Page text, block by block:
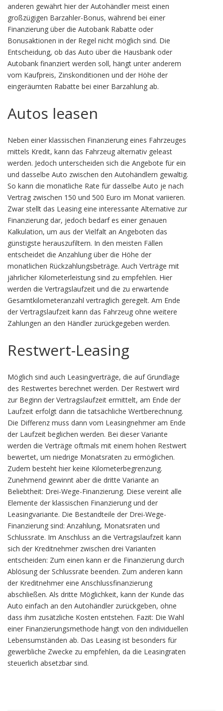
anderen gewährt hier der Autohändler meist einen
großzügigen Barzahler-Bonus, während bei einer
Finanzierung über die Autobank Rabatte oder
Bonusaktionen in der Regel nicht möglich sind. Die
Entscheidung, ob das Auto über die Hausbank oder
Autobank finanziert werden soll, hängt unter anderem
vom Kaufpreis, Zinskonditionen und der Höhe der
eingeräumten Rabatte bei einer Barzahlung ab.
Autos leasen
Neben einer klassischen Finanzierung eines Fahrzeuges
mittels Kredit, kann das Fahrzeug alternativ geleast
werden. Jedoch unterscheiden sich die Angebote für ein
und dasselbe Auto zwischen den Autohändlern gewaltig.
So kann die monatliche Rate für dasselbe Auto je nach
Vertrag zwischen 150 und 500 Euro im Monat variieren.
Zwar stellt das Leasing eine interessante Alternative zur
Finanzierung dar, jedoch bedarf es einer genauen
Kalkulation, um aus der Vielfalt an Angeboten das
günstigste herauszufiltern. In den meisten Fällen
entscheidet die Anzahlung über die Höhe der
monatlichen Rückzahlungsbeträge. Auch Verträge mit
jährlicher Kilometerleistung sind zu empfehlen. Hier
werden die Vertragslaufzeit und die zu erwartende
Gesamtkilometeranzahl vertraglich geregelt. Am Ende
der Vertragslaufzeit kann das Fahrzeug ohne weitere
Zahlungen an den Händler zurückgegeben werden.
Restwert-Leasing
Möglich sind auch Leasingverträge, die auf Grundlage
des Restwertes berechnet werden. Der Restwert wird
zur Beginn der Vertragslaufzeit ermittelt, am Ende der
Laufzeit erfolgt dann die tatsächliche Wertberechnung.
Die Differenz muss dann vom Leasingnehmer am Ende
der Laufzeit beglichen werden. Bei dieser Variante
werden die Verträge oftmals mit einem hohen Restwert
bewertet, um niedrige Monatsraten zu ermöglichen.
Zudem besteht hier keine Kilometerbegrenzung.
Zunehmend gewinnt aber die dritte Variante an
Beliebtheit: Drei-Wege-Finanzierung. Diese vereint alle
Elemente der klassischen Finanzierung und der
Leasingvariante. Die Bestandteile der Drei-Wege-
Finanzierung sind: Anzahlung, Monatsraten und
Schlussrate. Im Anschluss an die Vertragslaufzeit kann
sich der Kreditnehmer zwischen drei Varianten
entscheiden: Zum einen kann er die Finanzierung durch
Ablösung der Schlussrate beenden. Zum anderen kann
der Kreditnehmer eine Anschlussfinanzierung
abschließen. Als dritte Möglichkeit, kann der Kunde das
Auto einfach an den Autohändler zurückgeben, ohne
dass ihm zusätzliche Kosten entstehen. Fazit: Die Wahl
einer Finanzierungsmethode hängt von den individuellen
Lebensumständen ab. Das Leasing ist besonders für
gewerbliche Zwecke zu empfehlen, da die Leasingraten
steuerlich absetzbar sind.